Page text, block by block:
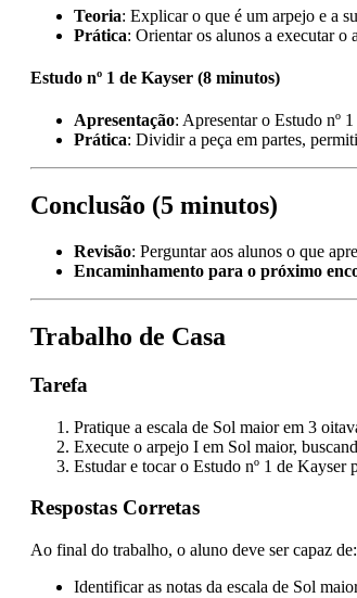
Teoria: Explicar o que é um arpejo e a
Prática: Orientar os alunos a executar
Estudo nº 1 de Kayser (8 minutos)
Apresentação: Apresentar o Estudo nº
Prática: Dividir a peça em partes,
Conclusão (5 minutos)
Revisão: Perguntar aos alunos o que
Encaminhamento para o próximo
Trabalho de Casa
Tarefa
Pratique a escala de Sol maior em 3
Execute o arpejo I em Sol maior,
Estudar e tocar o Estudo nº 1 de Kayser
Respostas Corretas
Ao final do trabalho, o aluno deve ser capaz de:
Identificar as notas da escala de Sol